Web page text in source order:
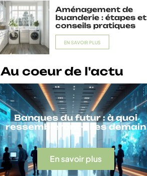
Aménagement de
buanderie : étapes et
conseils pratiques
EN SAVOIR PLUS
Au coeur de l'actu
Banques du futur : à quoi
ressembleront-elles demain
?
En savoir plus